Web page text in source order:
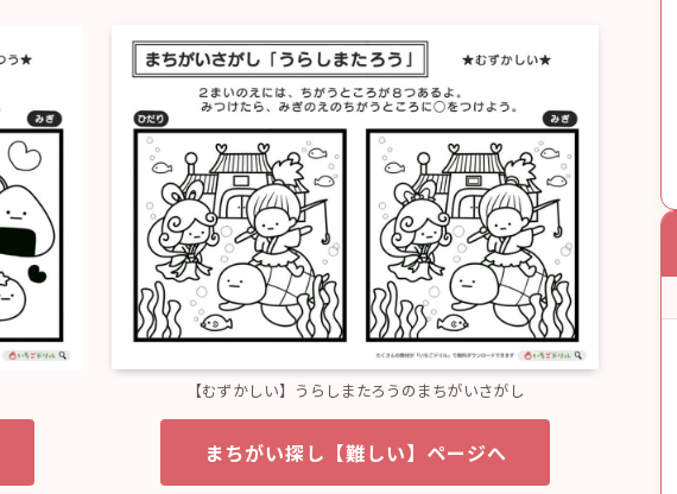
【むずかしい】うらしまたろうのまちがいさがし
まちがい探し【難しい】ページへ